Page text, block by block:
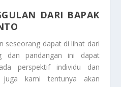
DARI BAPAK
seseorang dapat di lihat dari
dan pandangan ini dapat
perspektif individu dan
kami tentunya akan